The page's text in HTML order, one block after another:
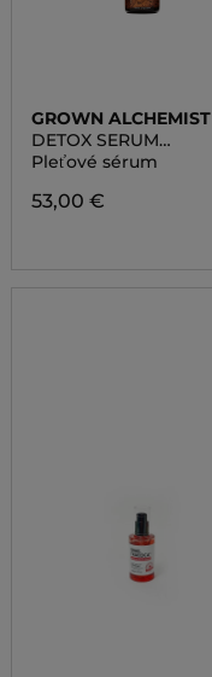
GROWN ALCHEMIST
DETOX SERUM
ANTIOXIDANT+ 3
COMPLEX
Pleťové sérum
53,00 €